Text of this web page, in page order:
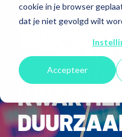
cookie in je browser
dat je niet gevolgd wilt
Accepteer